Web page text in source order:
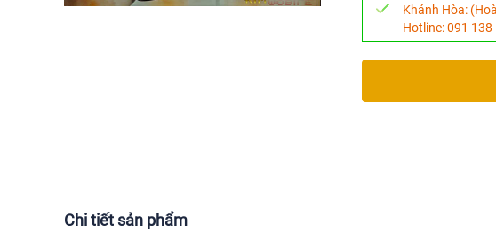
Khánh Hòa:
Hotline:091 138
Chi tiết sản phẩm